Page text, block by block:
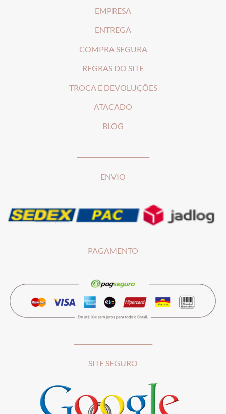
EMPRESA
ENTREGA
COMPRA SEGURA
REGRAS DO SITE
TROCA E DEVOLUÇÕES
ATACADO
BLOG
ENVIO
PAGAMENTO
SITE SEGURO